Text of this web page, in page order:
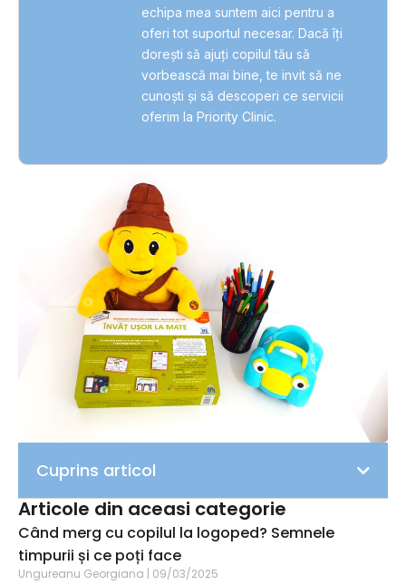
echipa mea suntem aici pentru a
oferi tot suportul necesar. Dacă îți
dorești să ajuți copilul tău să
vorbească mai bine, te invit să ne
cunoști și să descoperi ce servicii
oferim la Priority Clinic.
Cuprins articol
Articole din aceasi categorie
Când merg cu copilul la logoped? Semnele
timpurii și ce poți face
Ungureanu Georgiana 09/03/2025